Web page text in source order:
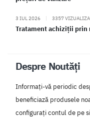
3 IUL 2026 | 3357
Tratament achiziții prin
Despre Noutăți
Informați-vă periodic
beneficiază produsele
configurați contul de pe